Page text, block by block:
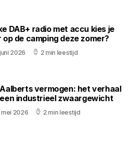
DAB+ radio met accu kies je
op de camping deze zomer?
2026 2 min leestijd
vermogen: het verhaal
industrieel zwaargewicht
mei 2026 2 min leestijd